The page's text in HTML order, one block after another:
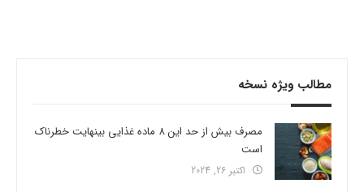
مطالب ویژه نسخه
مصرف بیش از حد این 8 ماده غذایی بینهایت خطرناک
است
اکتبر 26, 2024